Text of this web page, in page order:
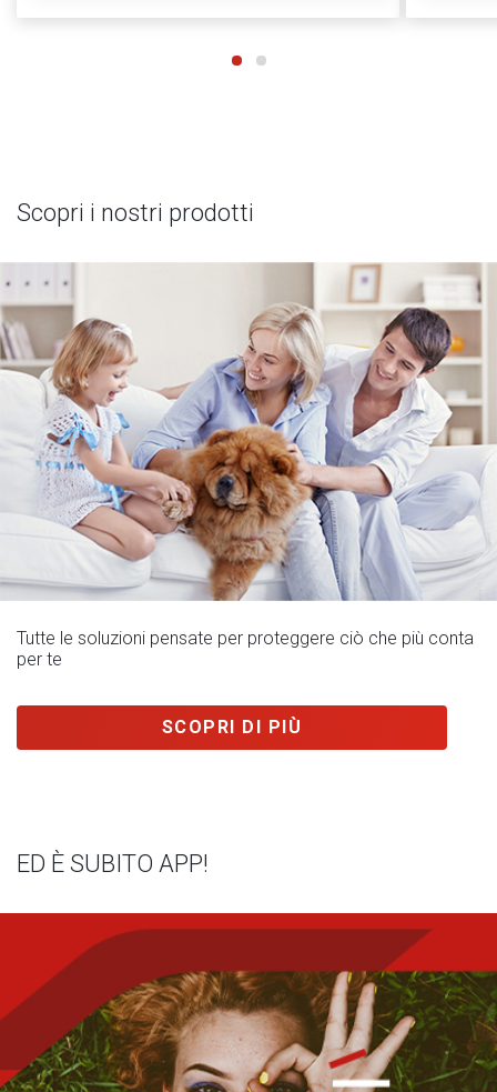
Scopri i nostri prodotti
Tutte le soluzioni pensate per proteggere ciò che più conta
per te
SCOPRI DI PIÙ
ED È SUBITO APP!